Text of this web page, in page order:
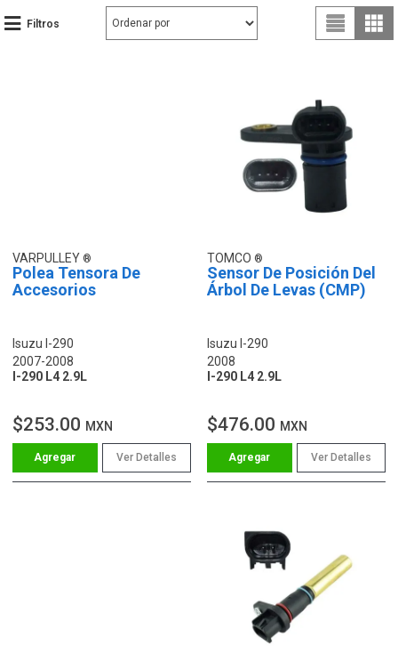
Filtros
VARPULLEY
Polea Tensora De
Accesorios
Isuzu I-290
2007-2008
I-290 L4 2.9L
$253.00 MXN
Ver Detalles
TOMCO
Sensor De Posición Del
Árbol De Levas (CMP)
Isuzu I-290
2008
I-290 L4 2.9L
$476.00 MXN
Ver Detalles